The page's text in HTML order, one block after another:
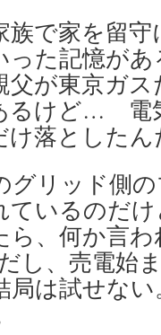
族で家を留
った記憶が
が東京ガス
るけど… 電
け落とした
グリッド側
ているのだ
ら、何か言
し、売電始
局は試せな